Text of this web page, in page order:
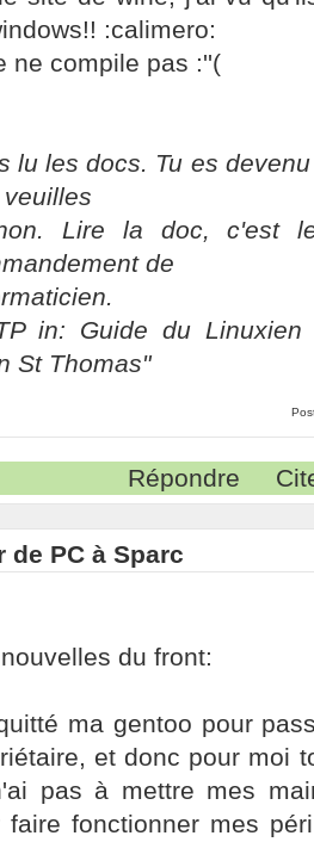
:calimero:
ne compile pas :''(
lu les docs. Tu es
Lire la doc, c'est
de
in: Guide du Linuxien
St Thomas"
Répondre
de PC à Sparc
du front:
ma gentoo pour
et donc pour moi
pas à mettre mes
faire fonctionner mes